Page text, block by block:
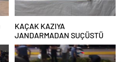
KAÇAK KAZIYA
JANDARMADAN SUÇÜSTÜ